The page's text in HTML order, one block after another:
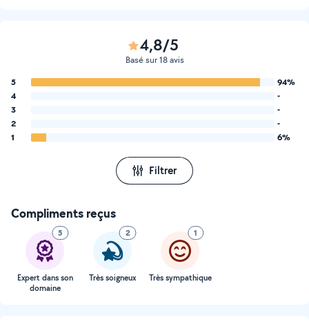
4,8/5
Basé sur 18 avis
5
94%
4
-
3
-
2
-
1
6%
Filtrer
Compliments reçus
5
Expert dans son
domaine
2
Très soigneux
1
Très sympathique